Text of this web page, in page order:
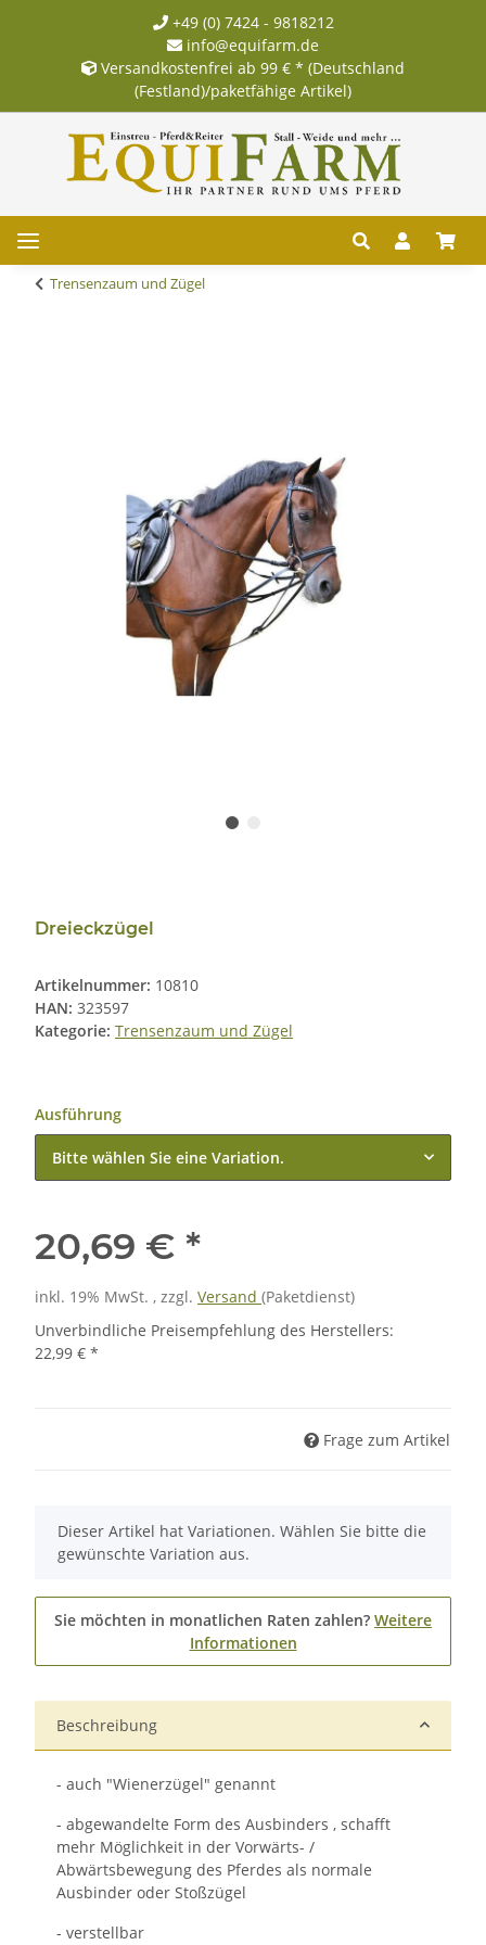
+49 (0) 7424 - 9818212
info@equifarm.de
Versandkostenfrei ab 99 € * (Deutschland
(Festland)/paketfähige Artikel)
Trensenzaum und Zügel
Dreieckzügel
Artikelnummer: 10810
HAN: 323597
Kategorie: Trensenzaum und Zügel
Ausführung
Bitte wählen Sie eine Variation.
20,69 € *
inkl. 19% MwSt. , zzgl. Versand (Paketdienst)
Unverbindliche Preisempfehlung des Herstellers:
22,99 € *
Frage zum Artikel
x
Dieser Artikel hat Variationen. Wählen Sie bitte die
gewünschte Variation aus.
Sie möchten in monatlichen Raten zahlen? Weitere
Informationen
Beschreibung
- auch "Wienerzügel" genannt
- abgewandelte Form des Ausbinders , schafft
mehr Möglichkeit in der Vorwärts- /
Abwärtsbewegung des Pferdes als normale
Ausbinder oder Stoßzügel
- verstellbar